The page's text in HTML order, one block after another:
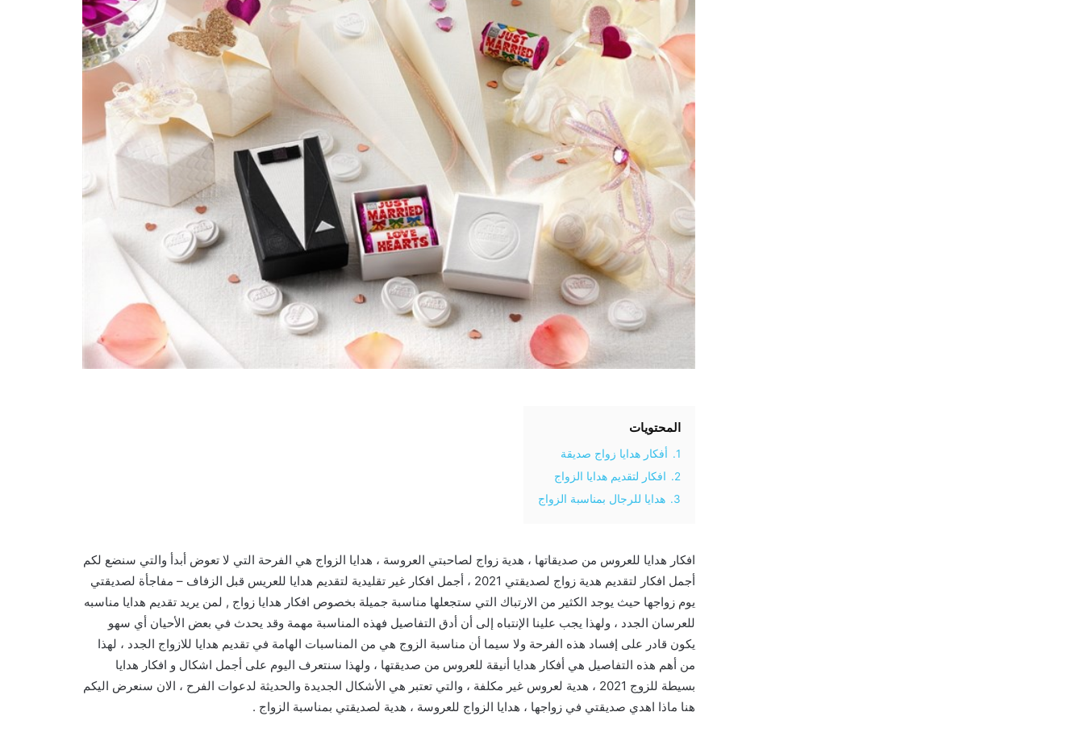
المحتويات
1.
أفكار هدايا زواج صديقة
2.
افكار لتقديم هدايا الزواج
3.
هدايا للرجال بمناسبة الزواج
افكار هدايا للعروس من صديقاتها ، هدية زواج لصاحبتي العروسة ، هدايا الزواج هي الفرحة التي لا تعوض أبدأ والتي سنضع لكم
أجمل افكار لتقديم هدية زواج لصديقتي 2021 ، أجمل افكار غير تقليدية لتقديم هدايا للعريس قبل الزفاف – مفاجأة لصديقتي
يوم زواجها حيث يوجد الكثير من الارتباك التي ستجعلها مناسبة جميلة بخصوص افكار هدايا زواج , لمن يريد تقديم هدايا مناسبه
للعرسان الجدد ، ولهذا يجب علينا الإنتباه إلى أن أدق التفاصيل فهذه المناسبة مهمة وقد يحدث في بعض الأحيان أي سهو
يكون قادر على إفساد هذه الفرحة ولا سيما أن مناسبة الزوج هي من المناسبات الهامة في تقديم هدايا للازواج الجدد ، لهذا
من أهم هذه التفاصيل هي أفكار هدايا أنيقة للعروس من صديقتها ، ولهذا سنتعرف اليوم على أجمل اشكال و افكار هدايا
بسيطة للزوج 2021 ، هدية لعروس غير مكلفة ، والتي تعتبر هي الأشكال الجديدة والحديثة لدعوات الفرح ، الان سنعرض اليكم
هنا ماذا اهدي صديقتي في زواجها ، هدايا الزواج للعروسة ، هدية لصديقتي بمناسبة الزواج .